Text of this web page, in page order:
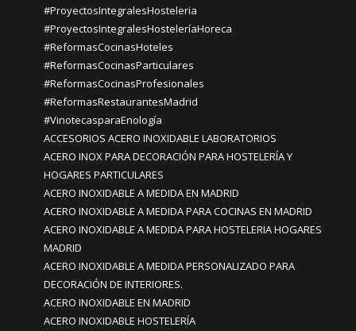
#ProyectosIntegralesHosteleria
#ProyectosIntegralesHosteleríaHoreca
#ReformasCocinasHoteles
#ReformasCocinasParticulares
#ReformasCocinasProfesionales
#ReformasRestaurantesMadrid
#VinotecasparaEnología
ACCESORIOS ACERO INOXIDABLE LABORATORIOS
ACERO INOX PARA DECORACIÓN PARA HOSTELERÍA Y
HOGARES PARTICULARES
ACERO INOXIDABLE A MEDIDA EN MADRID
ACERO INOXIDABLE A MEDIDA PARA COCINAS EN MADRID
ACERO INOXIDABLE A MEDIDA PARA HOSTELERIA HOGARES
MADRID
ACERO INOXIDABLE A MEDIDA PERSONALIZADO PARA
DECORACIÓN DE INTERIORES.
ACERO INOXIDABLE EN MADRID
ACERO INOXIDABLE HOSTELERÍA